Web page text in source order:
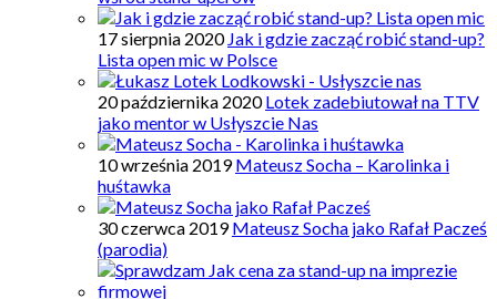
17 sierpnia 2020 Jak i gdzie zacząć robić stand-up?
Lista open mic w Polsce
20 października 2020 Lotek zadebiutował na TTV
jako mentor w Usłyszcie Nas
10 września 2019 Mateusz Socha – Karolinka i
huśtawka
30 czerwca 2019 Mateusz Socha jako Rafał Pacześ
(parodia)